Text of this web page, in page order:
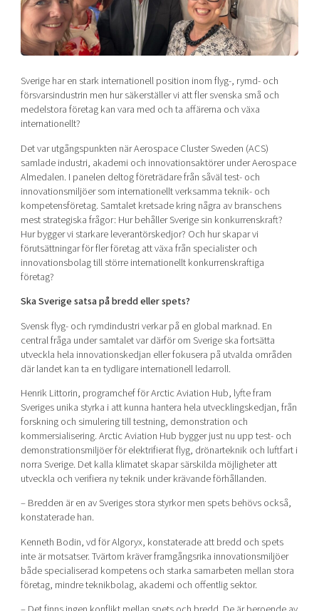
Shaping cities and regions
East Sweden Tech Women
Reversed mentorship
Current offers and activities
Upscaling
Talent & skills
Startup & industry collaboration
Offers to boost your business
Funding opportunities
Our community of companies
Projects
Publications
Project toolbox
Reach out to us
Locations
Today's lunch in Mjärdevi
Sverige har en stark internationell position inom flyg-, rymd- och
försvarsindustrin men hur säkerställer vi att fler svenska små och
medelstora företag kan vara med och ta affärerna och växa
internationellt?
Det var utgångspunkten när Aerospace Cluster Sweden (ACS)
samlade industri, akademi och innovationsaktörer under Aerospace
Almedalen. I panelen deltog företrädare från såväl test- och
innovationsmiljöer som internationellt verksamma teknik- och
kompetensföretag. Samtalet kretsade kring några av branschens
mest strategiska frågor: Hur behåller Sverige sin konkurrenskraft?
Hur bygger vi starkare leverantörskedjor? Och hur skapar vi
förutsättningar för fler företag att växa från specialister och
innovationsbolag till större internationellt konkurrenskraftiga
företag?
Ska Sverige satsa på bredd eller spets?
Svensk flyg- och rymdindustri verkar på en global marknad. En
central fråga under samtalet var därför om Sverige ska fortsätta
utveckla hela innovationskedjan eller fokusera på utvalda områden
där landet kan ta en tydligare internationell ledarroll.
Henrik Littorin, programchef för Arctic Aviation Hub, lyfte fram
Sveriges unika styrka i att kunna hantera hela utvecklingskedjan, från
forskning och simulering till testning, demonstration och
kommersialisering. Arctic Aviation Hub bygger just nu upp test- och
demonstrationsmiljöer för elektrifierat flyg, drönarteknik och luftfart i
norra Sverige. Det kalla klimatet skapar särskilda möjligheter att
utveckla och verifiera ny teknik under krävande förhållanden.
– Bredden är en av Sveriges stora styrkor men spets behövs också,
konstaterade han.
Kenneth Bodin, vd för Algoryx, konstaterade att bredd och spets
inte är motsatser. Tvärtom kräver framgångsrika innovationsmiljöer
både specialiserad kompetens och starka samarbeten mellan stora
företag, mindre teknikbolag, akademi och offentlig sektor.